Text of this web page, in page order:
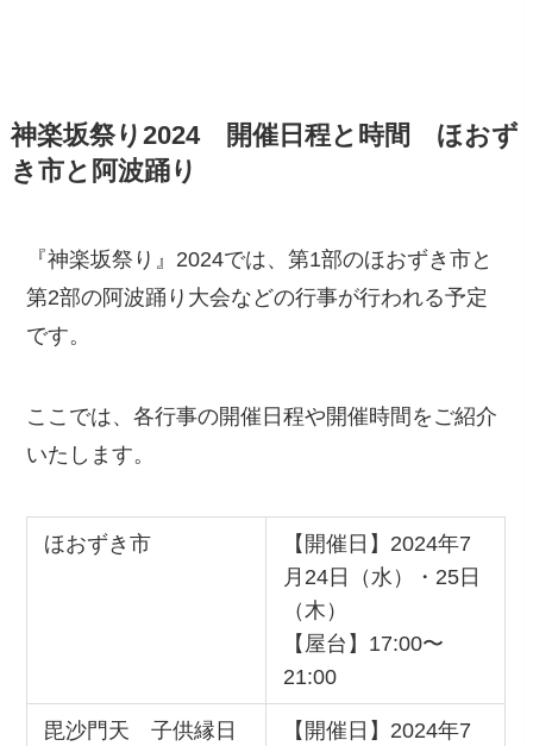
神楽坂祭り2024 開催日程と時間 ほおず
き市と阿波踊り
『神楽坂祭り』2024では、第1部のほおずき市と
第2部の阿波踊り大会などの行事が行われる予定
です。
ここでは、各行事の開催日程や開催時間をご紹介
いたします。
ほおずき市
【開催日】2024年7
月24日（水）・25日
（木）
【屋台】17:00〜
21:00
毘沙門天 子供縁日 【開催日】2024年7